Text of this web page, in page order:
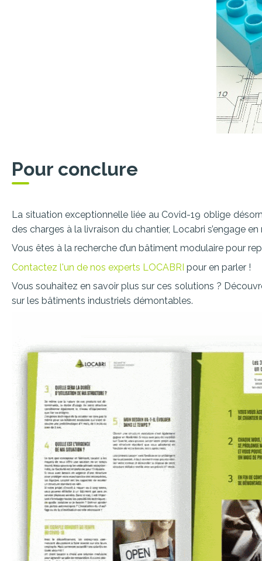
Pour conclure
La situation exceptionnelle liée au Covid-19 oblige
des charges à la livraison du chantier, Locabri s’engage
Vous êtes à la recherche d’un bâtiment modulaire pour
Contactez l'un de nos experts LOCABRI pour en parler !
Vous souhaitez en savoir plus sur ces solutions ?
sur les bâtiments industriels démontables.